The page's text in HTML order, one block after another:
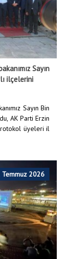
Sayın
ilçelerini
Sayın Bin
AK Parti Erzin
üyeleri il
Temmuz 2026